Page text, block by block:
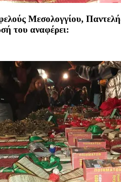
Μεσολογγίου,
του αναφέρει: